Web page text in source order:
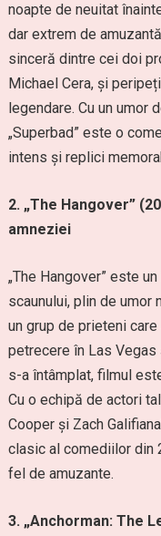
noapte de neuitat
dar extrem de
sinceră dintre cei doi
Michael Cera, și
legendare. Cu un umor
„Superbad” este o
intens și replici
2. „The Hangover”
amneziei
„The Hangover” este
scaunului, plin de
un grup de prieteni
petrecere în Las
s-a întâmplat, filmul
Cu o echipă de actori
Cooper și Zach
clasic al comediilor din
fel de amuzante.
3. „Anchorman: The